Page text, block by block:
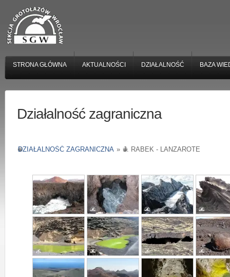
STRONA GŁÓWNA AKTUALNOŚCI DZIAŁALNOŚĆ BAZA
Działalność zagraniczna
DZIAŁALNOŚĆ ZAGRANICZNA » J. RABEK - LANZAROTE